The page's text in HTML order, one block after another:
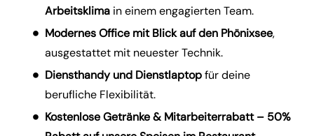
Arbeitsklima in einem engagierten Team.
Modernes Office mit Blick auf den Phönixsee,
ausgestattet mit neuester Technik.
Diensthandy und Dienstlaptopfür deine
berufliche Flexibilität.
Kostenlose Getränke & Mitarbeiterrabatt – 50%